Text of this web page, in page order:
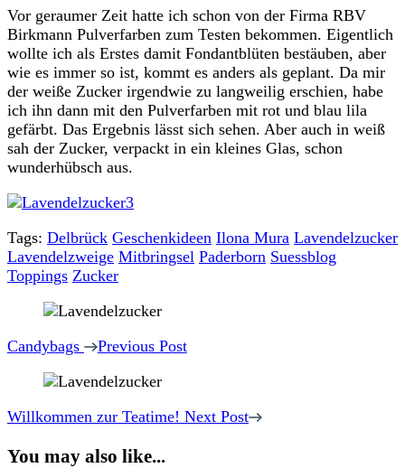
Vor geraumer Zeit hatte ich schon von der Firma RBV
Birkmann Pulverfarben zum Testen bekommen. Eigentlich
wollte ich als Erstes damit Fondantblüten bestäuben, aber
wie es immer so ist, kommt es anders als geplant. Da mir
der weiße Zucker irgendwie zu langweilig erschien, habe
ich ihn dann mit den Pulverfarben mit rot und blau lila
gefärbt. Das Ergebnis lässt sich sehen. Aber auch in weiß
sah der Zucker, verpackt in ein kleines Glas, schon
wunderhübsch aus.
Tags: Delbrück Geschenkideen Ilona Mura Lavendelzucker
Lavendelzweige Mitbringsel Paderborn Suessblog
Toppings Zucker
Post
Navigation
Candybags Previous Post
Willkommen zur Teatime! Next Post
You may also like...